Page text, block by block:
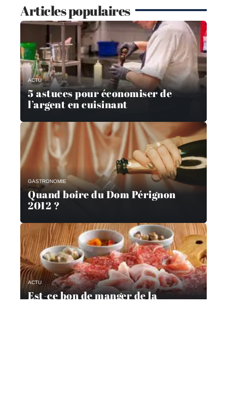
Articles populaires
ACTU
5 astuces pour économiser de
l’argent en cuisinant
GASTRONOMIE
Quand boire du Dom Pérignon
2012 ?
ACTU
Est-ce bon de manger de la